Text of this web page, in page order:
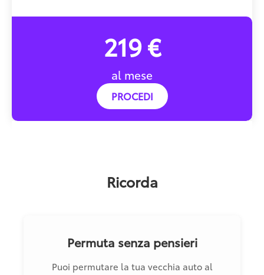
219 €
al mese
PROCEDI
Ricorda
Permuta senza pensieri
Puoi permutare la tua vecchia auto al